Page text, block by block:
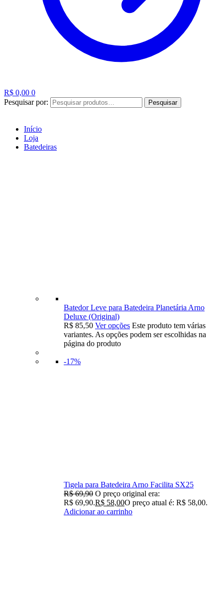
R$ 0,00 0
Pesquisar por:
Pesquisar
Início
Loja
Batedeiras
Batedor Leve para Batedeira Planetária Arno
Deluxe (Original)
R$ 85,50 Ver opções Este produto tem várias
variantes. As opções podem ser escolhidas na
página do produto
-17%
Tigela para Batedeira Arno Facilita SX25
R$69,90 O preço original era:
R$ 69,90.R$ 58,00O preço atual é: R$ 58,00.
Adicionar ao carrinho